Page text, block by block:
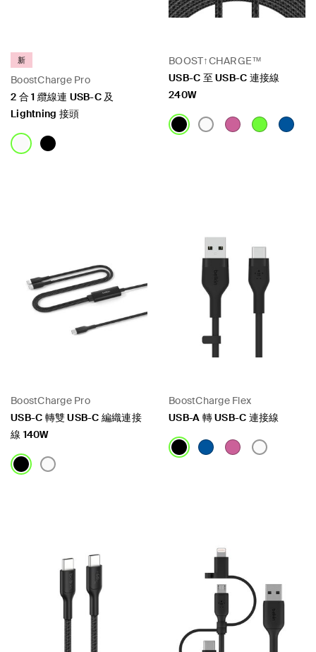
BoostCharge Pro
新
2 合 1 纜線連 USB-C 及
Lightning 接頭
BOOST↑CHARGE™
USB-C 至 USB-C 連接線
240W
BoostCharge Pro
USB-C 轉雙 USB-C 編織連接
線 140W
BoostCharge Flex
USB-A 轉 USB-C 連接線